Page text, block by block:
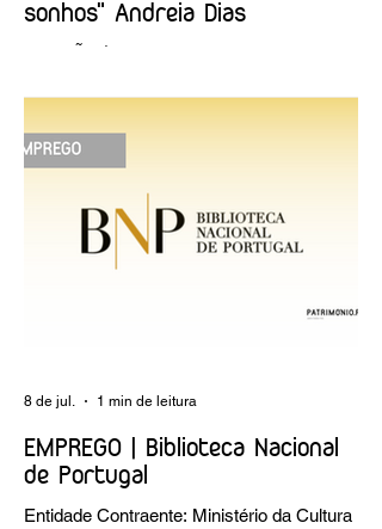
sonhos" Andreia Dias
OPINIÃO | "Museu sementeira: uma
Dias
EMPREGO | Biblioteca Nacional
de Portugal
Entidade Contraente: Ministério da Cultura
8 de jul. 1 min de leitura